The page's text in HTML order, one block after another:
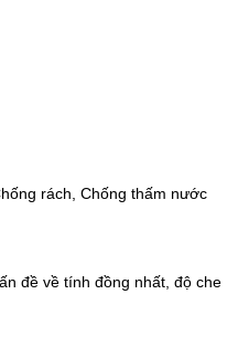
rách, Chống thấm nước
đề về tính đồng nhất, độ che